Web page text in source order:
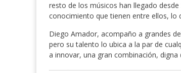
resto de los músicos han llegado
conocimiento que tienen entre ellos, lo
Diego Amador, acompaño a grandes
pero su talento lo ubica a la par de
a innovar, una gran combinación, digna